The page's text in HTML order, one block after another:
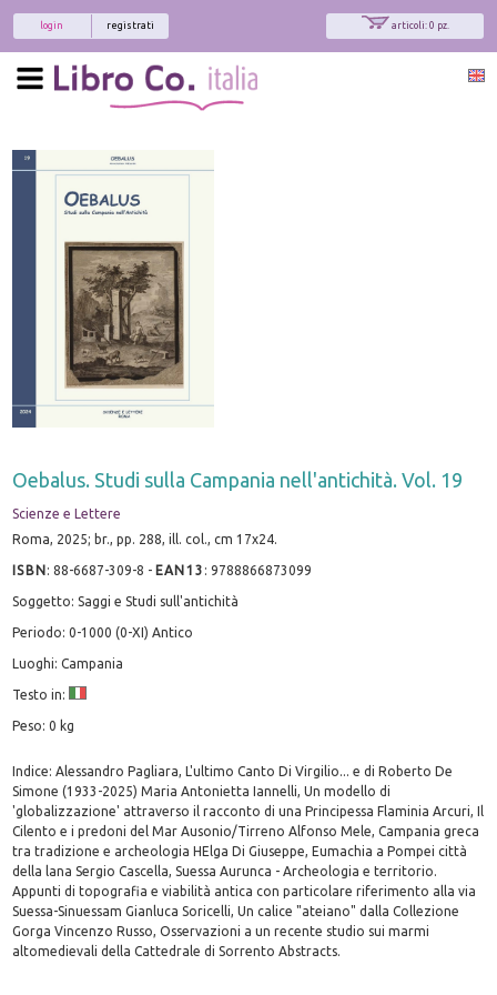
articoli: 0 pz.
registrati
login
Oebalus. Studi sulla Campania nell'antichità. Vol. 19
Scienze e Lettere
Roma, 2025; br., pp. 288, ill. col., cm 17x24.
ISBN:88-6687-309-8 - EAN13 :9788866873099
Soggetto: Saggi e Studi sull'antichità
Periodo: 0-1000 (0-XI) Antico
Luoghi: Campania
Testo in:
Peso: 0 kg
Indice: Alessandro Pagliara, L'ultimo Canto Di Virgilio... e di Roberto De
Simone (1933-2025) Maria Antonietta Iannelli, Un modello di
'globalizzazione' attraverso il racconto di una Principessa Flaminia Arcuri, Il
Cilento e i predoni del Mar Ausonio/Tirreno Alfonso Mele, Campania greca
tra tradizione e archeologia HElga Di Giuseppe, Eumachia a Pompei città
della lana Sergio Cascella, Suessa Aurunca - Archeologia e territorio.
Appunti di topografia e viabilità antica con particolare riferimento alla via
Suessa-Sinuessam Gianluca Soricelli, Un calice "ateiano" dalla Collezione
Gorga Vincenzo Russo, Osservazioni a un recente studio sui marmi
altomedievali della Cattedrale di Sorrento Abstracts.